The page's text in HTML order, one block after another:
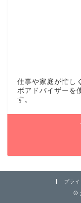
仕事や家庭が忙し
ボアドバイザーを
す。
プラ